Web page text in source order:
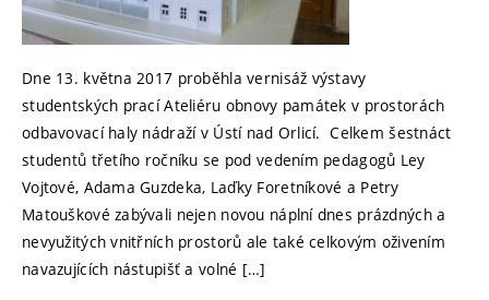
Dne 13. května 2017 proběhla vernisáž výstavy
studentských prací Ateliéru obnovy památek v prostorách
odbavovací haly nádraží v Ústí nad Orlicí. Celkem šestnáct
studentů třetího ročníku se pod vedením pedagogů Ley
Vojtové, Adama Guzdeka, Laďky Foretníkové a Petry
Matouškové zabývali nejen novou náplní dnes prázdných a
nevyužitých vnitřních prostorů ale také celkovým oživením
navazujících nástupišť a volné […]